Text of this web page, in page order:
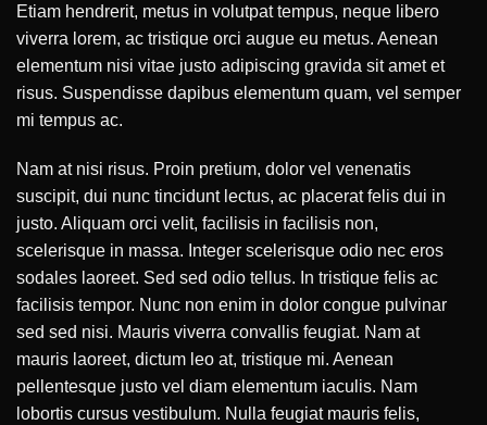
Etiam hendrerit, metus in volutpat tempus, neque libero
viverra lorem, ac tristique orci augue eu metus. Aenean
elementum nisi vitae justo adipiscing gravida sit amet et
risus. Suspendisse dapibus elementum quam, vel semper
mi tempus ac.
Nam at nisi risus. Proin pretium, dolor vel venenatis
suscipit, dui nunc tincidunt lectus, ac placerat felis dui in
justo. Aliquam orci velit, facilisis in facilisis non,
scelerisque in massa. Integer scelerisque odio nec eros
sodales laoreet. Sed sed odio tellus. In tristique felis ac
facilisis tempor. Nunc non enim in dolor congue pulvinar
sed sed nisi. Mauris viverra convallis feugiat. Nam at
mauris laoreet, dictum leo at, tristique mi. Aenean
pellentesque justo vel diam elementum iaculis. Nam
lobortis cursus vestibulum. Nulla feugiat mauris felis,